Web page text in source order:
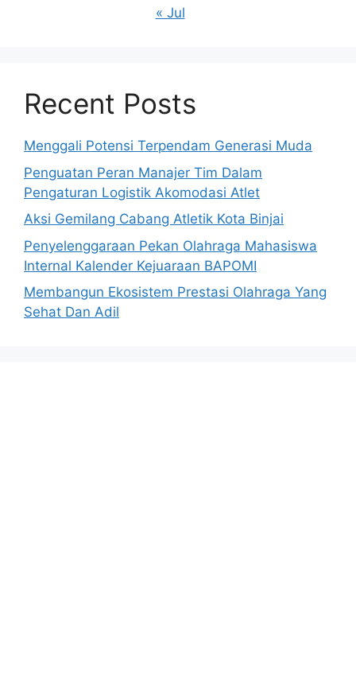
« Jul
Recent Posts
Menggali Potensi Terpendam Generasi Muda
Penguatan Peran Manajer Tim Dalam
Pengaturan Logistik Akomodasi Atlet
Aksi Gemilang Cabang Atletik Kota Binjai
Penyelenggaraan Pekan Olahraga Mahasiswa
Internal Kalender Kejuaraan BAPOMI
Membangun Ekosistem Prestasi Olahraga Yang
Sehat Dan Adil